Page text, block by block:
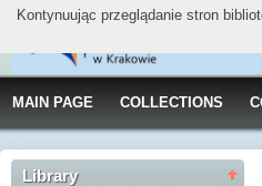
MAIN PAGE COLLECTIONS
Library
Kontynuując przeglądanie stron